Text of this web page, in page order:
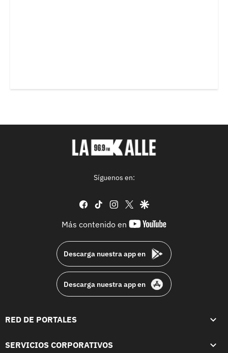
Síguenos en:
facebook
tiktok instagram
twittergoogle
Más contenido en
youtube-
Descarga nuestra app en
Descarga nuestra app en
RED DE PORTALES
SERVICIOS CORPORATIVOS